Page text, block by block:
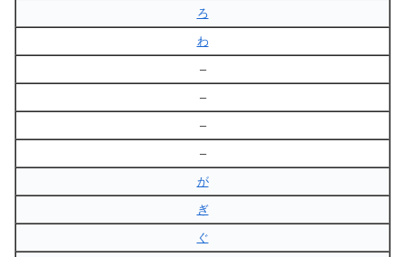
ろ
わ
–
–
–
–
が
ぎ
ぐ